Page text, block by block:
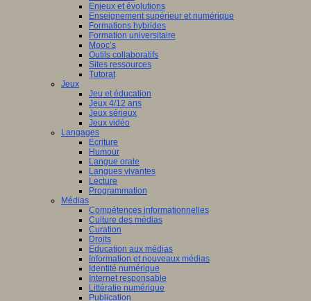
Enjeux et évolutions
Enseignement supérieur et numérique
Formations hybrides
Formation universitaire
Mooc’s
Outils collaboratifs
Sites ressources
Tutorat
Jeux
Jeu et éducation
Jeux 4/12 ans
Jeux sérieux
Jeux vidéo
Langages
Ecriture
Humour
Langue orale
Langues vivantes
Lecture
Programmation
Médias
Compétences informationnelles
Culture des médias
Curation
Droits
Education aux médias
Information et nouveaux médias
Identité numérique
Internet responsable
Littératie numérique
Publication